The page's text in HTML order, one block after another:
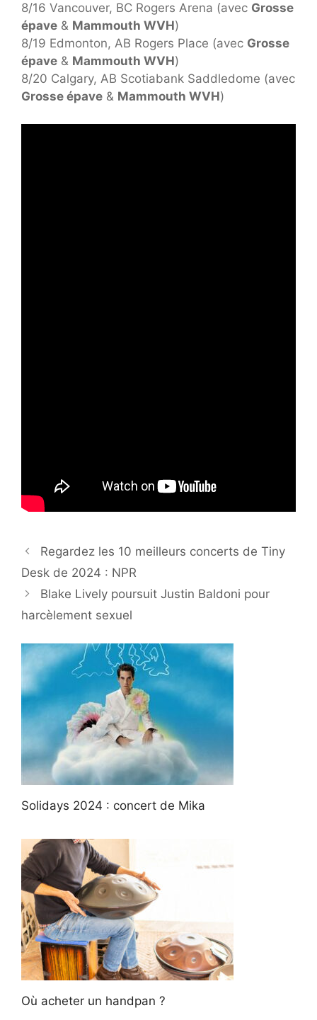
8/16 Vancouver, BC Rogers Arena (avec Grosse
épave & Mammouth WVH)
8/19 Edmonton, AB Rogers Place (avec Grosse
épave & Mammouth WVH)
8/20 Calgary, AB Scotiabank Saddledome (avec
Grosse épave & Mammouth WVH)
Regardez les 10 meilleurs concerts de Tiny
Desk de 2024 : NPR
Blake Lively poursuit Justin Baldoni pour
harcèlement sexuel
Solidays 2024 : concert de Mika
Où acheter un handpan ?